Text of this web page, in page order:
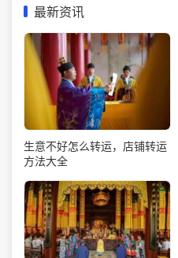
最新资讯
生意不好怎么转运，店铺转运
方法大全